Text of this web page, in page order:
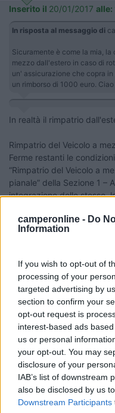
camperonline - Do
Information
If you wish to opt-out of
processing of your
targeted advertising by
section to confirm your
opt-out request is
interest-based ads
us or personal
your opt-out. You may
disclosure of your
IAB’s list of downstream
also be disclosed by us
Downstream Participants
Inserito il 20/01/2017 alle:
In risposta al messaggio di
Sicuramente è come la mia,
mezzo dall'estero in caso di
un' assicurazione che copra
un rimborso di 1000 euro. Ciao
In realtà il rimpatrio
Rimpatrio del Veicolo a
Ferme restanti le
“Rimpatrio del Veicolo a
pianale” della Sezione 1 –
integrazione delle stesse,
spese relative al trasporto
all’estero, dalla data di
comunicazione del
eccedenza rimane a
carico dell’Assicurato.
È escluso dalla
Veicolo non impedisca la
prosecuzione del viaggio.
Non so se è sufficiente,
La vita è ciò che ti